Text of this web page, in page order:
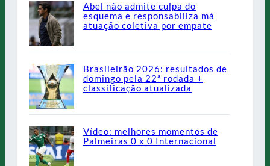
Abel não admite culpa do
esquema e responsabiliza má
atuação coletiva por empate
Brasileirão 2026: resultados de
domingo pela 22ª rodada +
classificação atualizada
Vídeo: melhores momentos de
Palmeiras 0 x 0 Internacional